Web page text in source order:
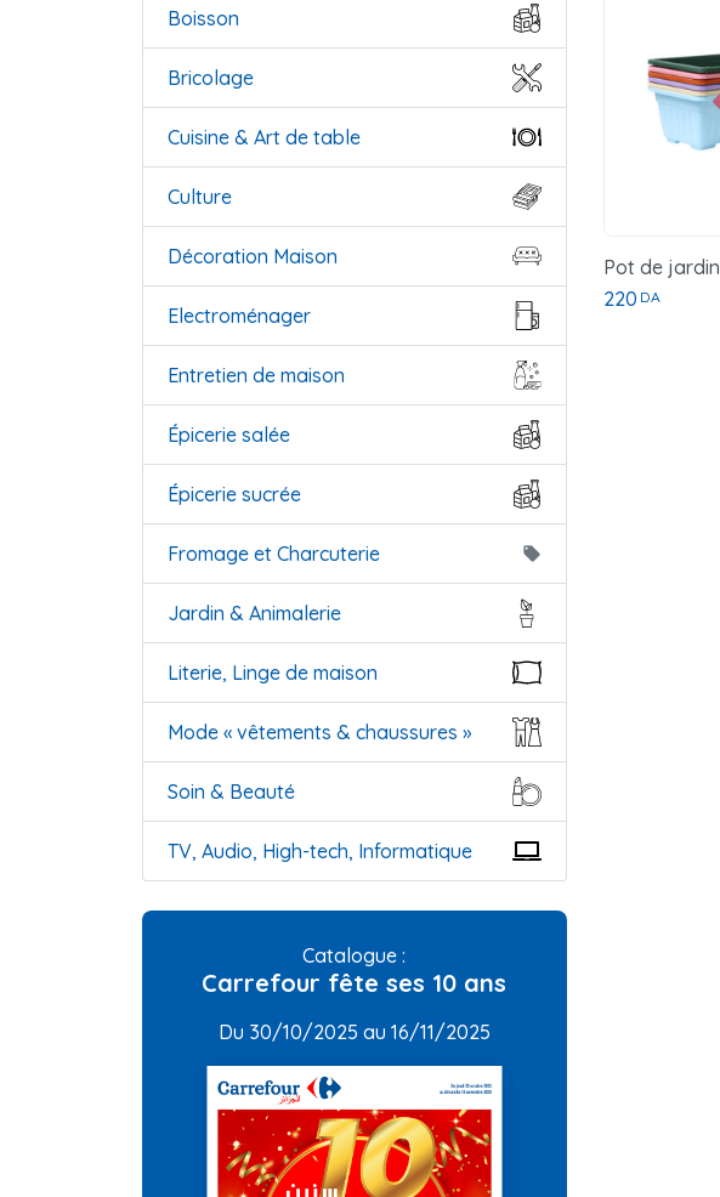
Boisson
Bricolage
Cuisine & Art de table
Culture
Décoration Maison
Electroménager
Entretien de maison
Épicerie salée
Épicerie sucrée
Fromage et Charcuterie local_offer
Jardin & Animalerie
Literie, Linge de maison
Mode « vêtements & chaussures »
Soin & Beauté
TV, Audio, High-tech, Informatique
Catalogue :
Carrefour fête ses 10 ans
Du 30/10/2025 au 16/11/2025
Pot de jardin
220 DA